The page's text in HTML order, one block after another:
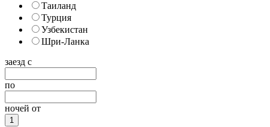
Таиланд
Турция
Узбекистан
Шри-Ланка
заезд с
по
ночей от
1